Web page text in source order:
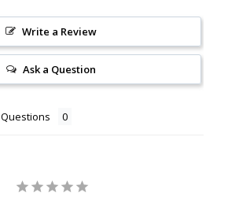
Write a Review
Ask a Question
Questions